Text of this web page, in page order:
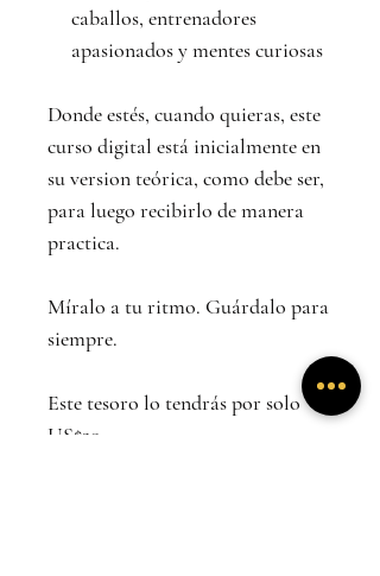
caballos, entrenadores
apasionados y mentes curiosas
Donde estés, cuando quieras, este
curso digital está inicialmente en
su version teórica, como debe ser,
para luego recibirlo de manera
practica.
Míralo a tu ritmo. Guárdalo para
siempre.
Este tesoro lo tendrás por solo
US$20.